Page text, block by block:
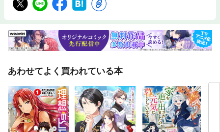
あわせてよく買われている本